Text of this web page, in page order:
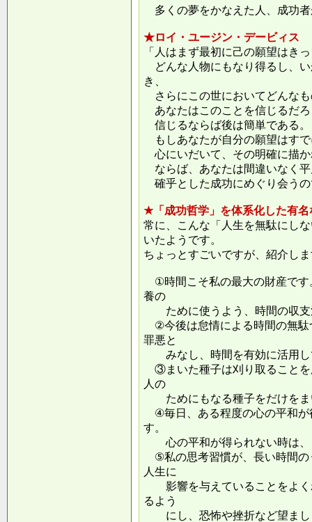
多くの夢をかなえた人、成功
★ロイ・ユージン・デービィス
「人はまず最初に己の願望はき
どんな人物にもなり得るし、
き、
さらにこの世においてどんな
あなたはこのことを信じるだ
信じるならば後は簡単である。
もしあなたが自分の願望はす
心にいだいて、その明確に描
ならば、あなたは間違いなく
確乎とした成功にめぐり会う
★「成功哲学」を体系化した有
常に、こんな「人生を無駄にし
いたようです。
ちょっとすごいですが、紹介し
①時間こそ私の最大の財産です
養の
ために使うよう、時間の収支
②今後は怠情による時間の無駄
罪悪と
みなし、時間を有効に活用し
③まいた種子は刈り取ることを
人の
ためにもなる種子をだけをま
④毎日、ある程度の心の平和が
す。
心の平和が得られない時は、
⑤私の思考習慣が、長い時間の
人生に
影響を与えていることをよく
るよう
にし、恐怖や挫折など望まし